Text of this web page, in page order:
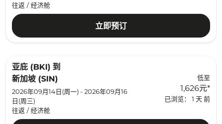
往返 / 经济舱
立即预订
亚庇 (BKI) 到
新加坡 (SIN)
2026年09月14日(周一) - 2026年09月16
日(周三)
往返 / 经济舱
低至
1,626元*
已浏览： 1 天 前